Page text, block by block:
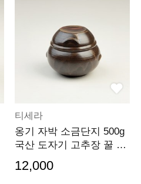
티세라
옹기 자박 소금단지 500g
국산 도자기 고추장 꿀 항
12,000